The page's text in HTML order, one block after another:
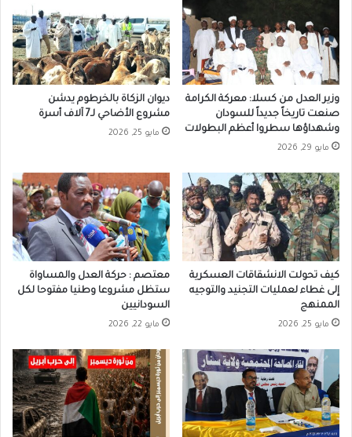
وزير العدل من كسلا: معركة الكرامة
صنعت تاريخاً جديداً للسودان
وشهداؤها سطروا أعظم البطولات
مايو 29, 2026
ديوان الزكاة بالخرطوم يدشن
مشروع الأضاحي لـ7 آلاف أسرة
مايو 25, 2026
كيف تحولت الانشقاقات العسكرية
إلى غطاء لعمليات التجنيد والتوجيه
الممنهج
مايو 25, 2026
معتصم : حركة العدل والمساواة
ستظل مشروعا وطنيا مفتوحا لكل
السودانيين
مايو 22, 2026